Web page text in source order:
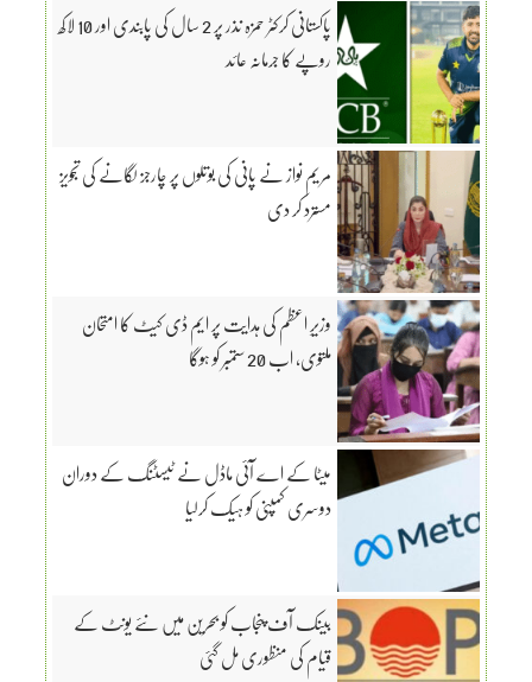
پاکستانی کرکٹر حمزہ نذر پر 2 سال کی پابندی اور 10 لاکھ
روپے کا جرمانہ عائد
مریم نواز نے پانی کی بوتلوں پر چارجز لگانے کی تجویز
مسترد کر دی
وزیرِ اعظم کی ہدایت پر ایم ڈی کیٹ کا امتحان
ملتوی، اب 20 ستمبر کو ہوگا
میٹا کے اے آئی ماڈل نے ٹیسٹنگ کے دوران
دوسری کمپنی کو ہیک کرلیا
بینک آف پنجاب کو بحرین میں نئے یونٹ کے
قیام کی منظوری مل گئی